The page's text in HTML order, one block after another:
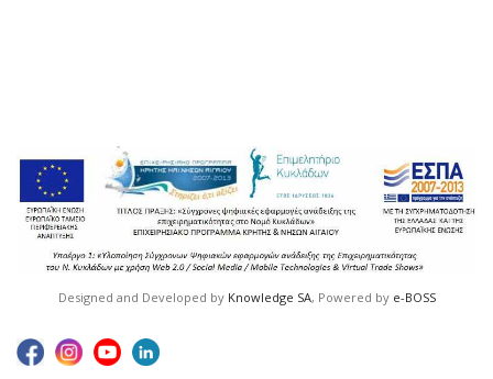
Designed and Developed by Knowledge SA, Powered by e-BOSS